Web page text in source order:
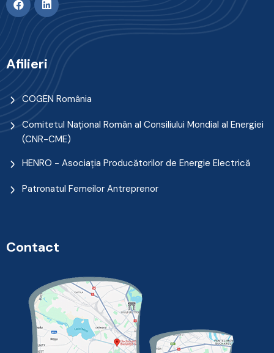
Afilieri
COGEN România
Comitetul Naţional Român al Consiliului Mondial al Energiei
(CNR-CME)
HENRO - Asociația Producătorilor de Energie Electrică
Patronatul Femeilor Antreprenor
Contact